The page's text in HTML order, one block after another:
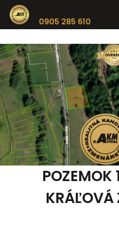
0905 285 610
POZEMOK
KRÁĽOVÁ